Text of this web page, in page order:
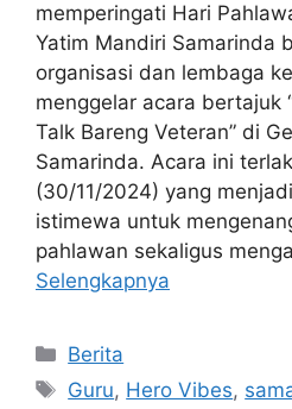
memperingati Hari
Yatim Mandiri Samarinda
organisasi dan lembaga
menggelar acara bertajuk
Talk Bareng Veteran” di
Samarinda. Acara ini
(30/11/2024) yang
istimewa untuk
pahlawan sekaligus
Selengkapnya
Berita
Guru, Hero Vibes,